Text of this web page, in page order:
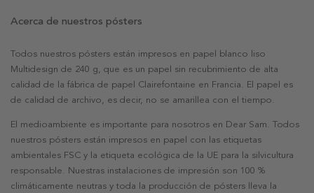
Acerca de nuestros pósters
Todos nuestros pósters están impresos en papel blanco liso
Multidesign de 240 g, que es un papel sin recubrimiento de alta
calidad de la fábrica de papel Clairefontaine en Francia. El papel es
de calidad de archivo, es decir, no se amarillea con el tiempo.
El medioambiente es importante para nosotros en Dear Sam. Todos
nuestros pósters están impresos en papel con las etiquetas
ambientales FSC y la etiqueta ecológica de la UE para la silvicultura
responsable. Nuestras instalaciones de impresión son 100 %
climáticamente neutras y toda la producción de pósters lleva la